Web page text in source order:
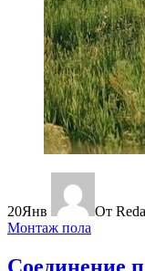
20Янв От
Монтаж пола